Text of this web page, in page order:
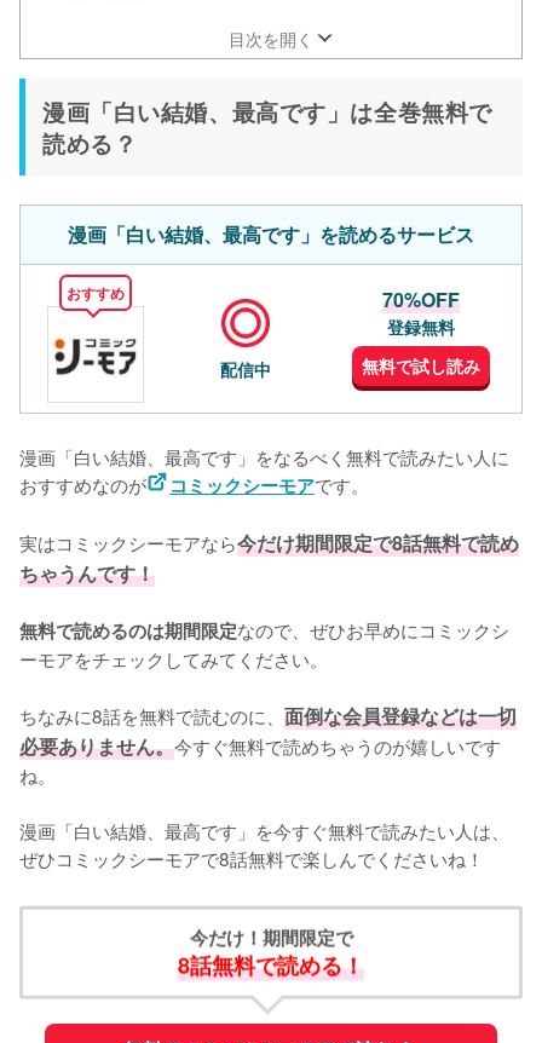
目次を開く
漫画「白い結婚、最高です」は全巻無料で
読める？
漫画「白い結婚、最高です」を読めるサービス
おすすめ
配信中
70%OFF
登録無料
無料で試し読み
漫画「白い結婚、最高です」をなるべく無料で読みたい人に
おすすめなのが
コミックシーモアです。
実はコミックシーモアなら今だけ期間限定で8話無料で読め
ちゃうんです！
無料で読めるのは期間限定なので、ぜひお早めにコミックシ
ーモアをチェックしてみてください。
ちなみに8話を無料で読むのに、 面倒な会員登録などは一切
必要ありません。今すぐ無料で読めちゃうのが嬉しいです
ね。
漫画「白い結婚、最高です」を今すぐ無料で読みたい人は、
ぜひコミックシーモアで8話無料で楽しんでくださいね！
今だけ！期間限定で
8話無料で読める！